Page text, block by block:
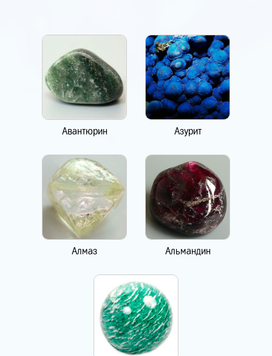
Авантюрин Азурит
Алмаз Альмандин